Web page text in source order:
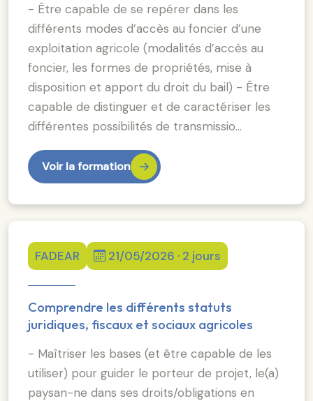
- Être capable de se repérer dans les
différents modes d’accès au foncier d’une
exploitation agricole (modalités d’accès au
foncier, les formes de propriétés, mise à
disposition et apport du droit du bail) - Être
capable de distinguer et de caractériser les
différentes possibilités de transmissio…
Voir la formation
FADEAR 21/05/2026 · 2 jours
Comprendre les différents statuts
juridiques, fiscaux et sociaux agricoles
- Maîtriser les bases (et être capable de les
utiliser) pour guider le porteur de projet, le(a)
paysan-ne dans ses droits/obligations en